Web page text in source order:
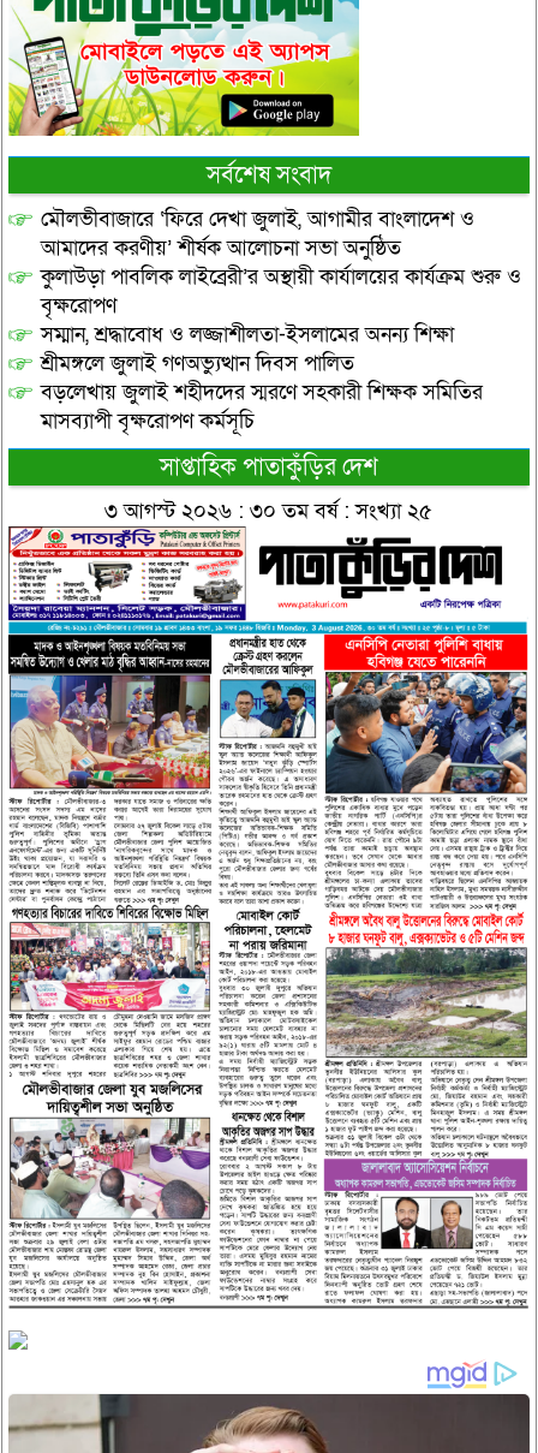
সর্বশেষ সংবাদ
মৌলভীবাজারে ‘ফিরে দেখা জুলাই, আগামীর বাংলাদেশ ও
আমাদের করণীয়’ শীর্ষক আলোচনা সভা অনুষ্ঠিত
কুলাউড়া পাবলিক লাইব্রেরী’র অস্থায়ী কার্যালয়ের কার্যক্রম শুরু ও
বৃক্ষরোপণ
সম্মান, শ্রদ্ধাবোধ ও লজ্জাশীলতা-ইসলামের অনন্য শিক্ষা
শ্রীমঙ্গলে জুলাই গণঅভ্যুত্থান দিবস পালিত
বড়লেখায় জুলাই শহীদদের স্মরণে সহকারী শিক্ষক সমিতির
মাসব্যাপী বৃক্ষরোপণ কর্মসূচি
সাপ্তাহিক পাতাকুঁড়ির দেশ
৩ আগস্ট ২০২৬ : ৩০ তম বর্ষ : সংখ্যা ২৫